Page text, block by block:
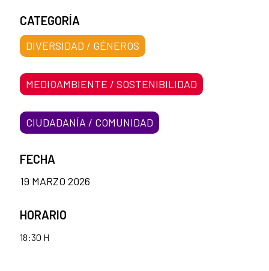
CATEGORÍA
DIVERSIDAD / GÉNEROS
MEDIOAMBIENTE / SOSTENIBILIDAD
CIUDADANÍA / COMUNIDAD
FECHA
19 MARZO 2026
HORARIO
18:30 H